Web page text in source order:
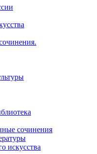
сочинения
искусства